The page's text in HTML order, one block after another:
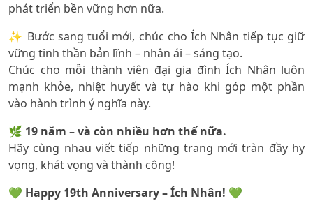
phát triển bền vững hơn nữa.
✨ Bước sang tuổi mới, chúc cho Ích Nhân tiếp tục giữ
vững tinh thần bản lĩnh – nhân ái – sáng tạo.
Chúc cho mỗi thành viên đại gia đình Ích Nhân luôn
mạnh khỏe, nhiệt huyết và tự hào khi góp một phần
vào hành trình ý nghĩa này.
🌿 19 năm – và còn nhiều hơn thế nữa.
Hãy cùng nhau viết tiếp những trang mới tràn đầy hy
vọng, khát vọng và thành công!
💚 Happy 19th Anniversary – Ích Nhân! 💚